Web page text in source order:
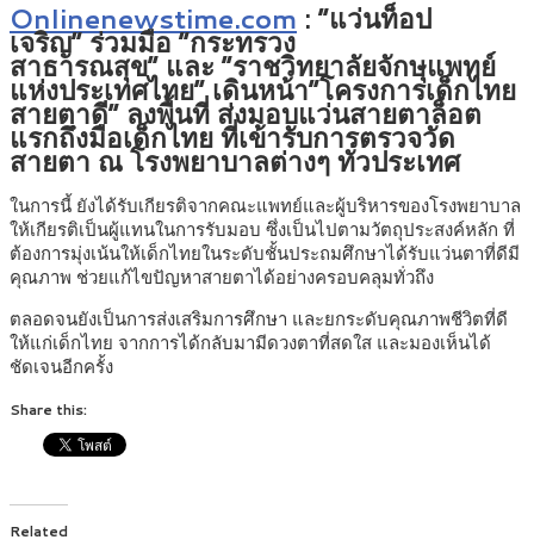
Onlinenewstime.com : “แว่นท็อป
เจริญ” ร่วมมือ “กระทรวง
สาธารณสุข” และ “ราชวิทยาลัยจักษุแพทย์
แห่งประเทศไทย” เดินหน้า“โครงการเด็กไทย
สายตาดี” ลงพื้นที่ ส่งมอบแว่นสายตาล็อต
แรกถึงมือเด็กไทย ที่เข้ารับการตรวจวัด
สายตา ณ โรงพยาบาลต่างๆ ทั่วประเทศ
ในการนี้ ยังได้รับเกียรติจากคณะแพทย์และผู้บริหารของโรงพยาบาล
ให้เกียรติเป็นผู้แทนในการรับมอบ ซึ่งเป็นไปตามวัตถุประสงค์หลัก ที่
ต้องการมุ่งเน้นให้เด็กไทยในระดับชั้นประถมศึกษาได้รับแว่นตาที่ดีมี
คุณภาพ ช่วยแก้ไขปัญหาสายตาได้อย่างครอบคลุมทั่วถึง
ตลอดจนยังเป็นการส่งเสริมการศึกษา และยกระดับคุณภาพชีวิตที่ดี
ให้แก่เด็กไทย จากการได้กลับมามีดวงตาที่สดใส และมองเห็นได้
ชัดเจนอีกครั้ง
Share this:
Related